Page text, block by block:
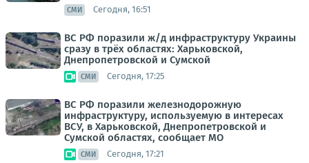
СМИ Сегодня, 16:51
ВС РФ поразили ж/д инфраструктуру Украины
сразу в трёх областях: Харьковской,
Днепропетровской и Сумской
СМИ Сегодня, 17:25
ВС РФ поразили железнодорожную
инфраструктуру, используемую в интересах
ВСУ, в Харьковской, Днепропетровской и
Сумской областях, сообщает МО
СМИ Сегодня, 17:21